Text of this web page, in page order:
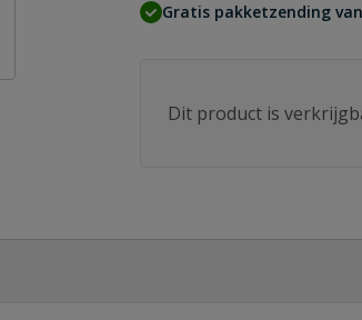
Gratis pakketzending
Dit product is